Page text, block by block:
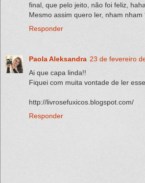
final, que pelo jeito, não foi feliz,
Mesmo assim quero ler, nham nham
Responder
Paola Aleksandra 23 de fevereiro
Ai que capa linda!!
Fiquei com muita vontade de ler
http://livrosefuxicos.blogspot.com/
Responder